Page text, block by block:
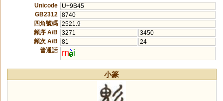
Unicode
U+9B45
GB2312
8740
四角號碼 2521.9
頻序 A/B
3271
3450
頻次 A/B
81
24
普通話
m i
小篆